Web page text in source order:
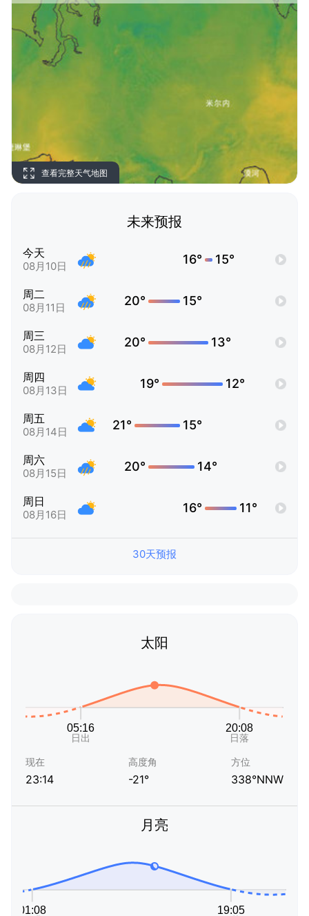
查看完整天气地图
未来预报
今天
08月10日 16° 15°
周二
08月11日 20° 15°
周三
08月12日 20° 13°
周四
08月13日 19° 12°
周五
08月14日 21° 15°
周六
08月15日 20° 14°
周日
08月16日 16° 11°
30天预报
太阳
现在
23:14
高度角
-21°
方位
338°NNW
月亮